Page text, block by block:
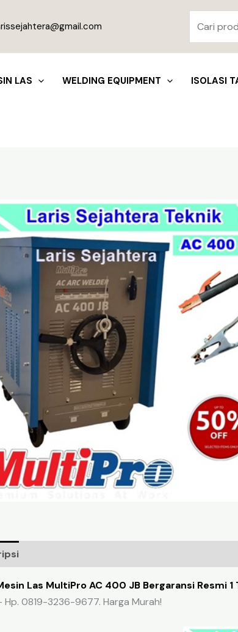
untuk:
LAS WELDING EQUIPMENT ISOLASI
Las MultiPro AC 400 JB Bergaransi Resmi 1
Hp. 0819-3236-9677. Harga Murah!